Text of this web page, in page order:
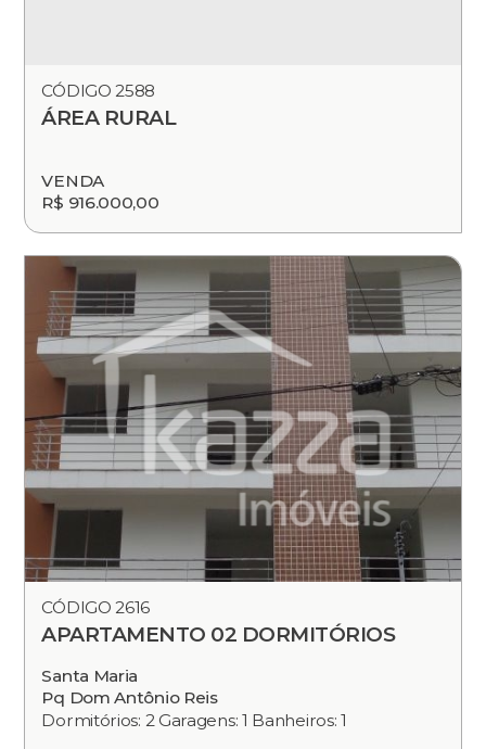
CÓDIGO 2588
ÁREA RURAL
VENDA
R$ 916.000,00
CÓDIGO 2616
APARTAMENTO 02 DORMITÓRIOS
Santa Maria
Pq Dom Antônio Reis
Dormitórios: 2 Garagens: 1 Banheiros: 1